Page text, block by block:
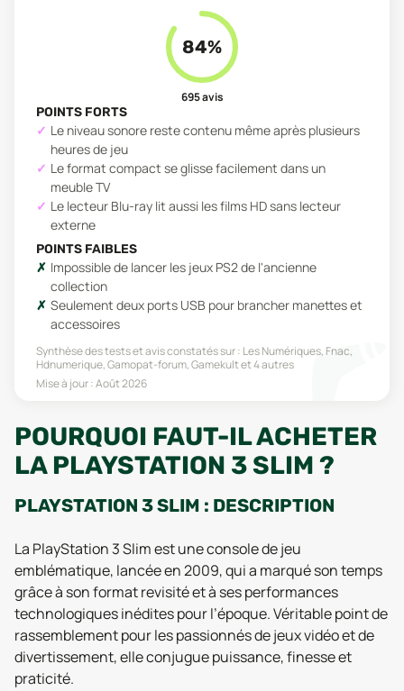
84%
695avis
POINTS FORTS
Le niveau sonore reste contenu même après plusieurs
heures de jeu
Le format compact se glisse facilement dans un
meuble TV
Le lecteur Blu-ray lit aussi les films HD sans lecteur
externe
POINTS FAIBLES
Impossible de lancer les jeux PS2 de l'ancienne
collection
Seulement deux ports USB pour brancher manettes et
accessoires
Synthèse des tests et avis constatés sur : Les Numériques, Fnac,
Hdnumerique, Gamopat-forum, Gamekultet 4 autres
Mise à jour :Août 2026
POURQUOI FAUT-IL ACHETER
LA PLAYSTATION 3 SLIM ?
PLAYSTATION 3 SLIM : DESCRIPTION
La PlayStation 3 Slim est une console de jeu
emblématique, lancée en 2009, qui a marqué son temps
grâce à son format revisité et à ses performances
technologiques inédites pour l’époque. Véritable point de
rassemblement pour les passionnés de jeux vidéo et de
divertissement, elle conjugue puissance, finesse et
praticité.